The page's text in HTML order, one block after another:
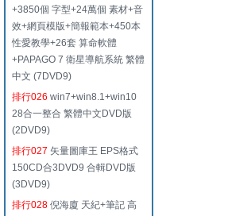
+3850個 字型+24萬個 素材+音
效+網頁模版+簡報範本+450本
性愛教學+26套 算命軟體
+PAPAGO 7 衛星導航系統 繁體
中文 (7DVD9)
排行026 win7+win8.1+win10
28合一整合 繁體中文DVD版
(2DVD9)
排行027 矢量圖庫王 EPS格式
150CD合3DVD9 合輯DVD版
(3DVD9)
排行028 倪海廈 天紀+筆記 高